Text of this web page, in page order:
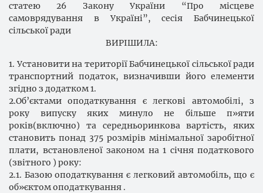
статею 26 Закону України “Про місцеве
самоврядування в Україні”, сесія Бабчинецької
сільської ради
ВИРІШИЛА:
1. Установити на території Бабчинецької сільської ради
транспортний податок, визначивши його елементи
згідно з додатком 1.
2.Об’єктами оподаткування є легкові автомобілі, з
року випуску яких минуло не більше п»яти
років(включно) та середньоринкова вартість, яких
становить понад 375 розмірів мінімальної заробітної
плати, встановленої законом на 1 січня податкового
(звітного ) року:
2.1. Базою оподаткування є легковий автомобіль, що є
об»єктом оподаткування .